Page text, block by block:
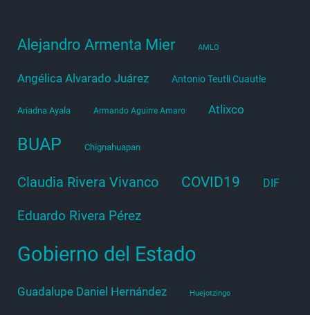
Alejandro Armenta Mier AMLO
Angélica Alvarado Juárez Antonio Teutli Cuautle
Ariadna Ayala Armando Aguirre Amaro Atlixco
BUAP Chignahuapan
Claudia Rivera Vivanco COVID19 DIF
Eduardo Rivera Pérez
Gobierno del Estado
Guadalupe Daniel Hernández Huejotzingo